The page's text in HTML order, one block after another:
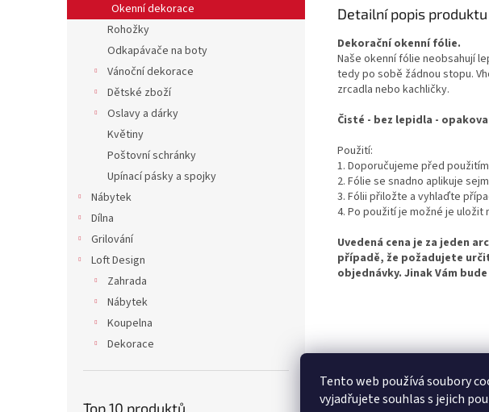
Tento web používá soubory
vyjadřujete souhlas s jejich
Okenní dekorace
Rohožky
Odkapávače na boty
Vánoční dekorace
Dětské zboží
Oslavy a dárky
Květiny
Poštovní schránky
Upínací pásky a spojky
Nábytek
Dílna
Grilování
Loft Design
Zahrada
Nábytek
Koupelna
Dekorace
Top 10 produktů
Detailní popis produktu
Dekorační okenní fólie.
Naše okenní fólie neobsahují
tedy po sobě žádnou stopu.
zrcadla nebo kachličky.
Čisté - bez lepidla -
Použití:
1. Doporučujeme před
2. Fólie se snadno aplikuje
3. Fólii přiložte a vyhlaďte
4. Po použití je možné je uložit
Uvedená cena je za jeden
případě, že požadujete
objednávky. Jinak Vám